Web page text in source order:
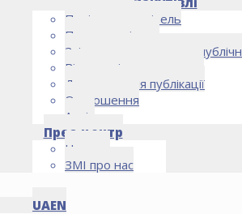
Політика закупівель
План закупівель
Звіт про використання
Відомості про договори
Договори для публікації
Оголошення
Архів
Прес-центр
Новини
ЗМІ про нас
UAEN